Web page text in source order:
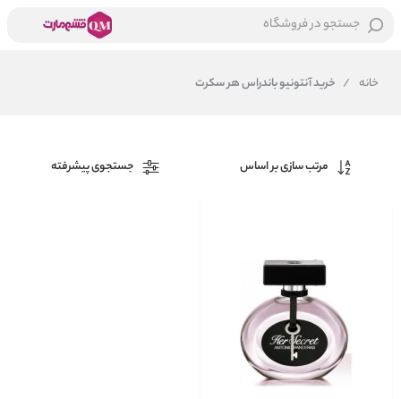
جستجو در فروشگاه
خانه / خرید آنتونیو باندراس هر سکرت
مرتب سازی بر اساس جستجوی پیشرفته